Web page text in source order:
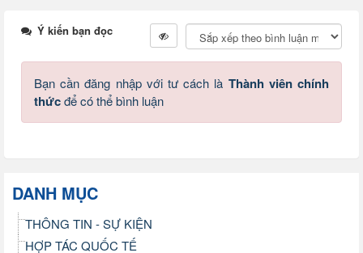
Ý kiến bạn đọc
Bạn cần đăng nhập với tư cách là Thành viên chính
thứcđể có thể bình luận
DANH MỤC
THÔNG TIN - SỰ KIỆN
HỢP TÁC QUỐC TẾ